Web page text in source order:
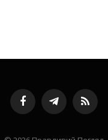
FacebookTelegramRSS